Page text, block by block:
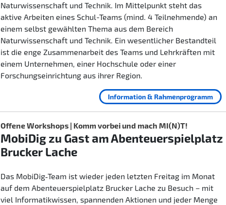
Naturwissenschaft und Technik. Im Mittelpunkt steht das
aktive Arbeiten eines Schul-Teams (mind. 4 Teilnehmende) an
einem selbst gewählten Thema aus dem Bereich
Naturwissenschaft und Technik. Ein wesentlicher Bestandteil
ist die enge Zusammenarbeit des Teams und Lehrkräften mit
einem Unternehmen, einer Hochschule oder einer
Forschungseinrichtung aus ihrer Region.
Information & Rahmenprogramm
Offene Workshops | Komm vorbei und mach MI(N)T!
MobiDig zu Gast am Abenteuerspielplatz
Brucker Lache
Das MobiDig‑Team ist wieder jeden letzten Freitag im Monat
auf dem Abenteuerspielplatz Brucker Lache zu Besuch – mit
viel Informatikwissen, spannenden Aktionen und jeder Menge